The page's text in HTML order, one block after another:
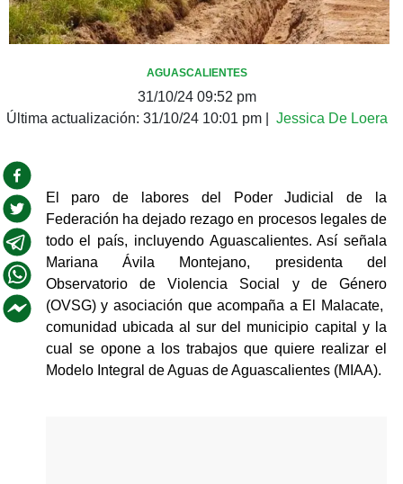
AGUASCALIENTES
31/10/24 09:52 pm
Última actualización: 31/10/24 10:01 pm Jessica De Loera
El paro de labores del Poder Judicial de la
Federación ha dejado rezago en procesos legales de
todo el país, incluyendo Aguascalientes. Así señala
Mariana Ávila Montejano, presidenta del
Observatorio de Violencia Social y de Género
(OVSG) y asociación que acompaña a El Malacate,
comunidad ubicada al sur del municipio capital y la
cual se opone a los trabajos que quiere realizar el
Modelo Integral de Aguas de Aguascalientes (MIAA).